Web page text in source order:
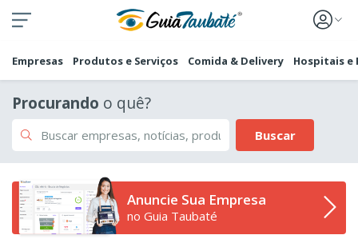
Empresas Produtos e Serviços Comida & Delivery Hospitais e
Procurando o quê?
Buscar
Anuncie Sua Empresa
no Guia Taubaté